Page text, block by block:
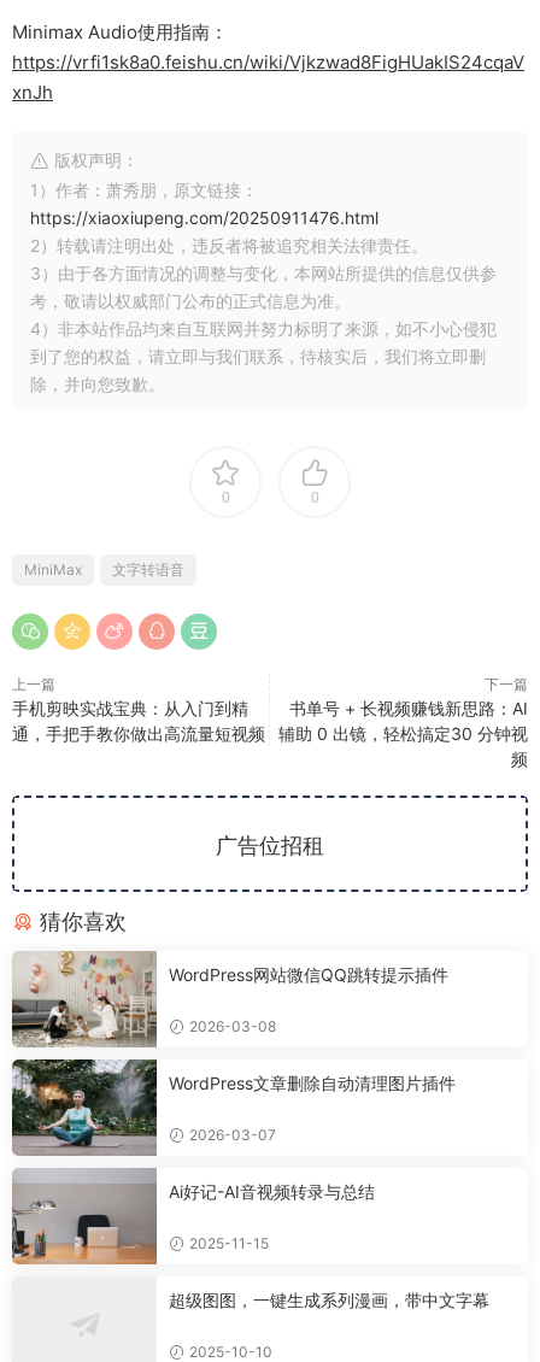
Minimax Audio使用指南：
https://vrfi1sk8a0.feishu.cn/wiki/Vjkzwad8FigHUakIS24cqaV
xnJh
版权声明：
1）作者：萧秀朋，原文链接：
https://xiaoxiupeng.com/20250911476.html
2）转载请注明出处，违反者将被追究相关法律责任。
3）由于各方面情况的调整与变化，本网站所提供的信息仅供参
考，敬请以权威部门公布的正式信息为准。
4）非本站作品均来自互联网并努力标明了来源，如不小心侵犯
到了您的权益，请立即与我们联系，待核实后，我们将立即删
除，并向您致歉。
0 0
MiniMax 文字转语音
上一篇
手机剪映实战宝典：从入门到精
通，手把手教你做出高流量短视频
下一篇
书单号 + 长视频赚钱新思路：AI
辅助 0 出镜，轻松搞定30 分钟视
频
广告位招租
猜你喜欢
WordPress网站微信QQ跳转提示插件
2026-03-08
WordPress文章删除自动清理图片插件
2026-03-07
Ai好记-AI音视频转录与总结
2025-11-15
超级图图，一键生成系列漫画，带中文字幕
2025-10-10